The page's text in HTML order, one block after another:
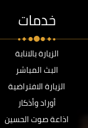
خدمات
الزيارة بالانابة
البث المباشر
الزيارة الافتراضية
أوراد وأذكار
اذاعة صوت الحسين